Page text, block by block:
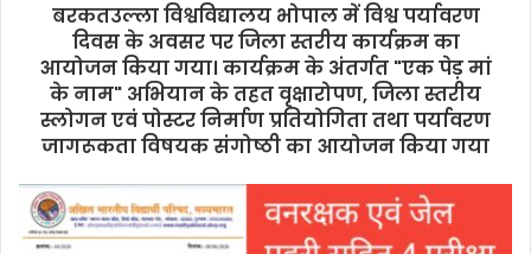
बरकतउल्ला विश्वविद्यालय भोपाल में विश्व पर्यावरण
दिवस के अवसर पर जिला स्तरीय कार्यक्रम का
आयोजन किया गया। कार्यक्रम के अंतर्गत "एक पेड़ मां
के नाम" अभियान के तहत वृक्षारोपण, जिला स्तरीय
स्लोगन एवं पोस्टर निर्माण प्रतियोगिता तथा पर्यावरण
जागरूकता विषयक संगोष्ठी का आयोजन किया गया